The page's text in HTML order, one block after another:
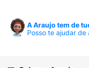
testado e
cabelos.
A Araujo tem de
Posso te ajudar de